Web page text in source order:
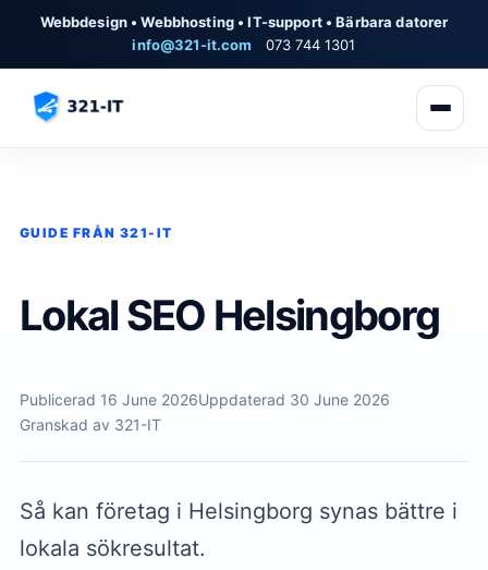
Webbdesign • Webbhosting • IT-support • Bärbara datorer
info@321-it.com 073 744 1301
GUIDE FRÅN 321-IT
Lokal SEO Helsingborg
Publicerad 16 June 2026Uppdaterad 30 June 2026
Granskad av 321-IT
Så kan företag i Helsingborg synas bättre i
lokala sökresultat.